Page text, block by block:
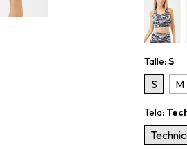
Talle: S
S M
Tela: